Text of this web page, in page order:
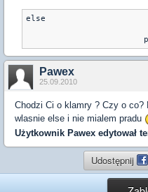
else
Pawex
25.09.2010
Chodzi Ci o klamry ? Czy o co?
wlasnie else i nie mialem pradu
Użytkownik Pawex edytował
Udostępnij